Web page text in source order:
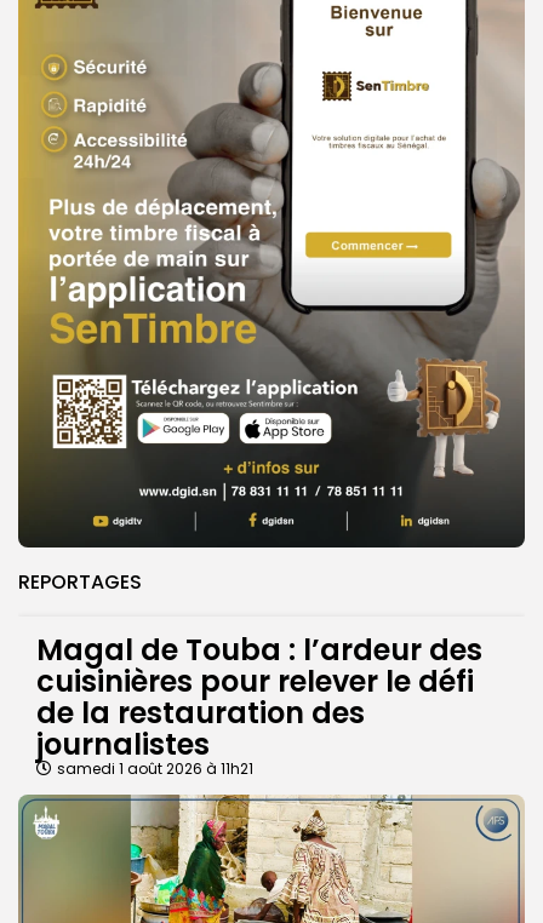
REPORTAGES
Magal de Touba : l’ardeur des
cuisinières pour relever le défi
de la restauration des
journalistes
samedi 1 août 2026 à 11h21